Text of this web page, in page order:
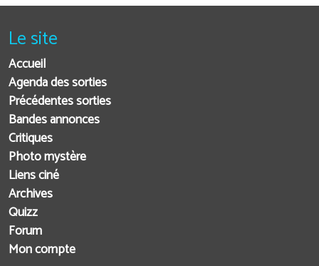
Le site
Accueil
Agenda des sorties
Précédentes sorties
Bandes annonces
Critiques
Photo mystère
Liens ciné
Archives
Quizz
Forum
Mon compte